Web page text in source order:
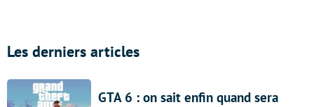
Les derniers articles
GTA 6 : on sait enfin quand sera